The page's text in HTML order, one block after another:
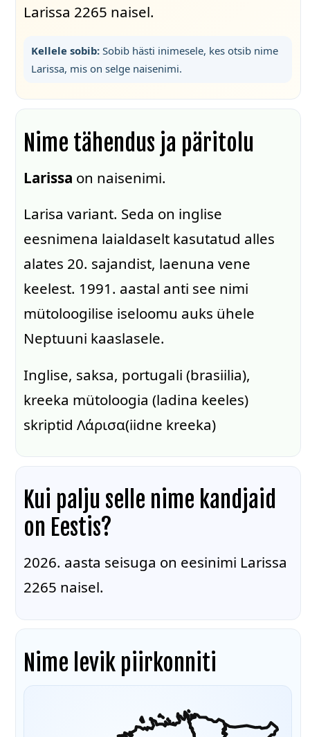
Larissa 2265 naisel.
Kellele sobib:Sobib hästi inimesele, kes otsib nime
Larissa, mis on selge naisenimi.
Nime tähendus ja päritolu
Larissa on naisenimi.
Larisa variant. Seda on inglise
eesnimena laialdaselt kasutatud alles
alates 20. sajandist, laenuna vene
keelest. 1991. aastal anti see nimi
mütoloogilise iseloomu auks ühele
Neptuuni kaaslasele.
Inglise, saksa, portugali (brasiilia),
kreeka mütoloogia (ladina keeles)
skriptid Λάρισα(iidne kreeka)
Kui palju selle nime kandjaid
on Eestis?
2026. aasta seisuga on eesinimi Larissa
2265 naisel.
Nime levik piirkonniti